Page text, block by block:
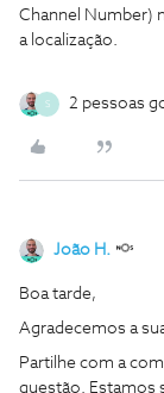
Channel Number)
a localização.
S 2 pessoas
João H.
Boa tarde,
Agradecemos a
Partilhe com a
questão. Estamos